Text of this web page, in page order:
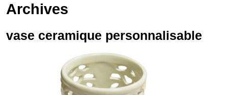
Archives
vase ceramique personnalisable